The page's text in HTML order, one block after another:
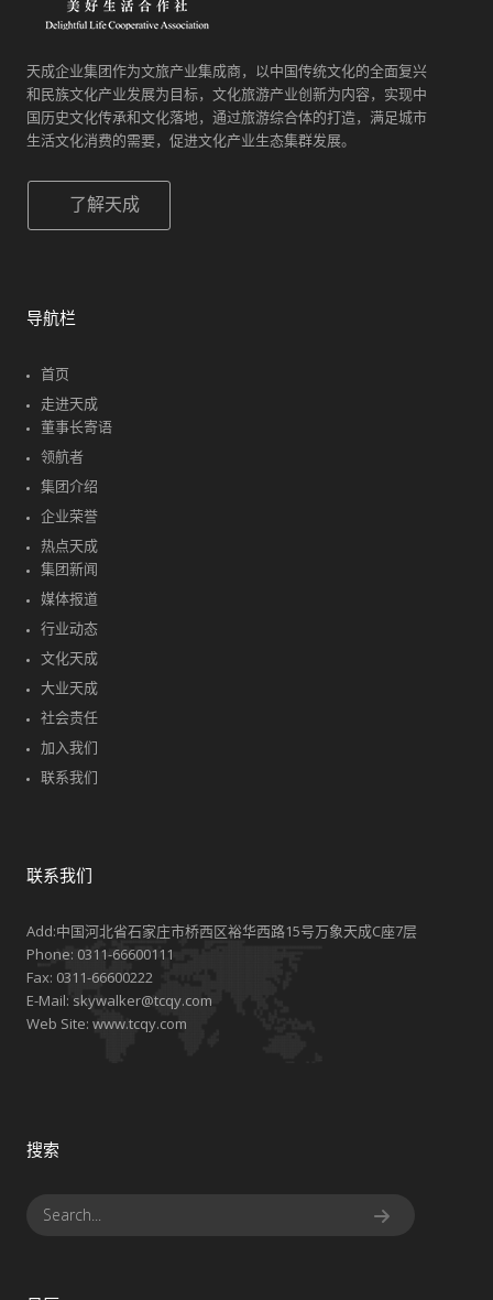
天成企业集团作为文旅产业集成商，以中国传统文化的全面复兴
和民族文化产业发展为目标，文化旅游产业创新为内容，实现中
国历史文化传承和文化落地，通过旅游综合体的打造，满足城市
生活文化消费的需要，促进文化产业生态集群发展。
了解天成
导航栏
首页
走进天成
董事长寄语
领航者
集团介绍
企业荣誉
热点天成
集团新闻
媒体报道
行业动态
文化天成
大业天成
社会责任
加入我们
联系我们
联系我们
Add:中国河北省石家庄市桥西区裕华西路15号万象天成C座7层
Phone: 0311-66600111
Fax: 0311-66600222
E-Mail: skywalker@tcqy.com
Web Site: www.tcqy.com
搜索